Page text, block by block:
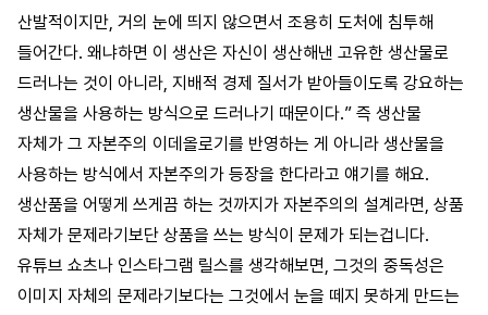
산발적이지만, 거의 눈에 띄지 않으면서 조용히 도처에 침투해
들어간다. 왜냐하면 이 생산은 자신이 생산해낸 고유한 생산물로
드러나는 것이 아니라, 지배적 경제 질서가 받아들이도록 강요하는
생산물을 사용하는 방식으로 드러나기 때문이다.” 즉 생산물
자체가 그 자본주의 이데올로기를 반영하는 게 아니라 생산물을
사용하는 방식에서 자본주의가 등장을 한다라고 얘기를 해요.
생산품을 어떻게 쓰게끔 하는 것까지가 자본주의의 설계라면, 상품
자체가 문제라기보단 상품을 쓰는 방식이 문제가 되는겁니다.
유튜브 쇼츠나 인스타그램 릴스를 생각해보면, 그것의 중독성은
이미지 자체의 문제라기보다는 그것에서 눈을 떼지 못하게 만드는